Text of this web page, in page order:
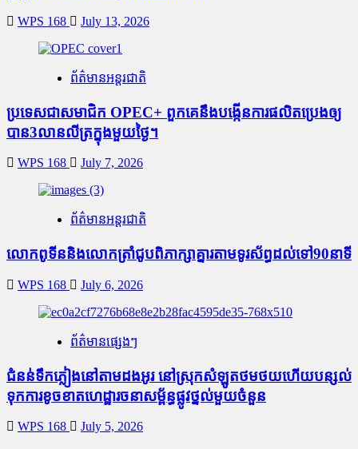
WPS 168 July 13, 2026
ព័ត៌មានអន្តរជាតិ
ប្រទេសជាសមាជិក OPEC+​ ពួកគេនឹងបង្កើនការផលិតប្រេងឲ្យ
បាន3លានលីត្រក្នុងមួយថ្ងៃ។
WPS 168 July 7, 2026
ព័ត៌មានអន្តរជាតិ
លោកពូទីននិងលោកត្រាំជូបពិភាក្សាគ្នារតាមទូរស័ព្ធដល់ទៅ90នាទី
WPS 168 July 6, 2026
ព័ត៌មានផ្សេងៗ
ជំនន់​ទឹកភ្លៀង​នៅ​តាម​ដងអូរ​ នៅ​ស្រុក​សំឡូត​ថមថយ​ហើយ​បន្សល់​
ទុក​ការ​ខូចខាត​ហេដ្ឋារចនាសម្ព័ន្ធ​ផ្លូវថ្នល់​មួយ​ចំនួន
WPS 168 July 5, 2026